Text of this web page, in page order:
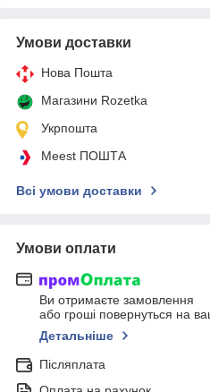
Умови доставки
Нова Пошта
Магазини Rozetka
Укрпошта
Meest ПОШТА
Всі умови доставки
Умови оплати
Ви отримаєте замовлення
або гроші повернуться на
Детальніше
Післяплата